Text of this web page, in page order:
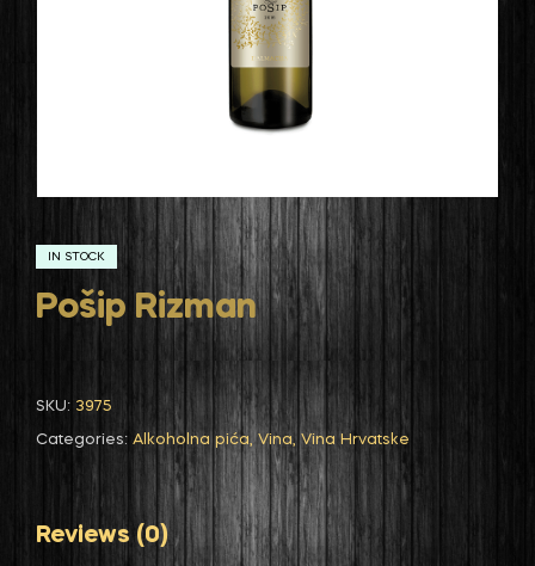
IN STOCK
Pošip Rizman
SKU: 3975
Categories: Alkoholna pića, Vina, Vina Hrvatske
Reviews (0)